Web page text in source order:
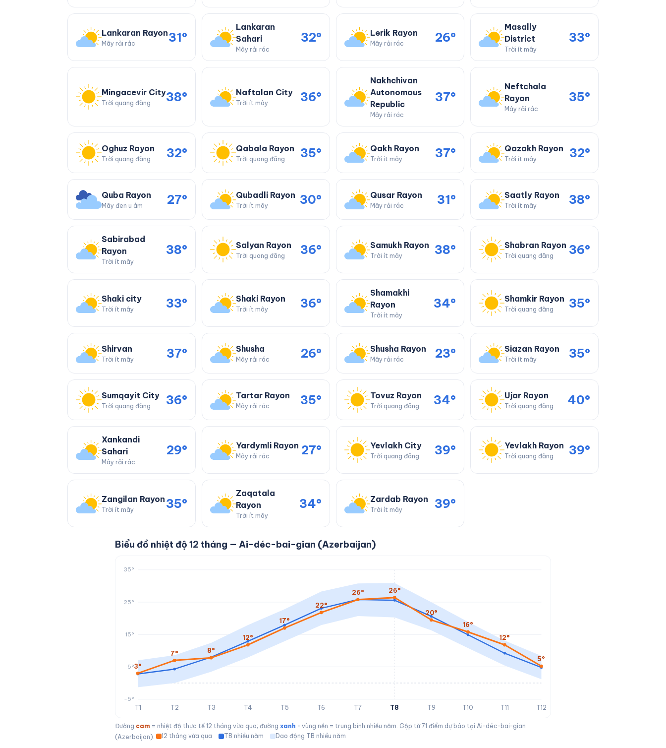
Lankaran Rayon
Mây rải rác 31°
Lankaran
Sahari
Mây rải rác
32° Lerik Rayon
Mây rải rác 26°
Masally
District
Trời ít mây
33°
Mingacevir City
Trời quang đãng 38° Naftalan City
Trời ít mây 36°
Nakhchivan
Autonomous
Republic
Mây rải rác
37°
Neftchala
Rayon
Mây rải rác
35°
Oghuz Rayon
Trời quang đãng 32° Qabala Rayon
Trời quang đãng 35° Qakh Rayon
Trời ít mây 37° Qazakh Rayon
Trời ít mây 32°
Quba Rayon
Mây đen u ám 27° Qubadli Rayon
Trời ít mây 30° Qusar Rayon
Mây rải rác 31° Saatly Rayon
Trời ít mây 38°
Sabirabad
Rayon
Trời ít mây
38° Salyan Rayon
Trời quang đãng 36° Samukh Rayon
Trời ít mây 38° Shabran Rayon
Trời quang đãng 36°
Shaki city
Trời ít mây 33° Shaki Rayon
Trời ít mây 36°
Shamakhi
Rayon
Trời ít mây
34° Shamkir Rayon
Trời quang đãng 35°
Shirvan
Trời ít mây 37° Shusha
Mây rải rác 26° Shusha Rayon
Mây rải rác 23° Siazan Rayon
Trời ít mây 35°
Sumqayit City
Trời quang đãng 36° Tartar Rayon
Mây rải rác 35° Tovuz Rayon
Trời quang đãng 34° Ujar Rayon
Trời quang đãng 40°
Xankandi
Sahari
Mây rải rác
29° Yardymli Rayon
Mây rải rác 27° Yevlakh City
Trời quang đãng 39° Yevlakh Rayon
Trời quang đãng 39°
Zangilan Rayon
Trời ít mây 35°
Zaqatala
Rayon
Trời ít mây
34° Zardab Rayon
Trời ít mây 39°
Biểu đồ nhiệt độ 12 tháng — Ai-déc-bai-gian (Azerbaijan)
-5°
5°
15°
25°
35°
3°
7° 8°
12°
17°
22°
26° 26°
20°
16°
12°
5°
T1 T2 T3 T4 T5 T6 T7 T8 T9 T10 T11 T12
Đường cam = nhiệt độ thực tế 12 tháng vừa qua; đường xanh + vùng nền = trung bình nhiều năm. Gộp từ 71 điểm dự báo tại Ai-déc-bai-gian
(Azerbaijan).
12 tháng vừa qua TB nhiều năm Dao động TB nhiều năm